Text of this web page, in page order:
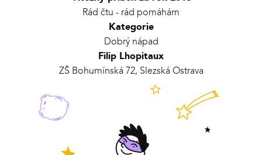
Rád čtu - rád pomáhám
Kategorie
Dobrý nápad
Filip Lhopitaux
ZŠ Bohumínská 72, Slezská Ostrava